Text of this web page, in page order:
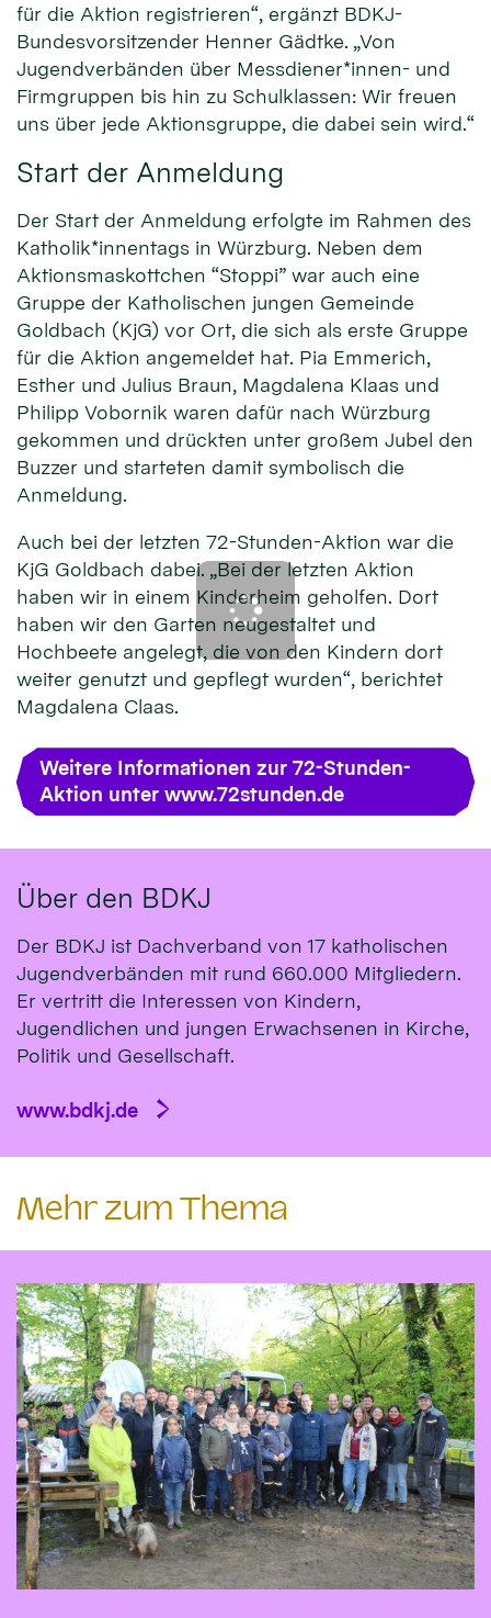
für die Aktion registrieren“, ergänzt BDKJ-
Bundesvorsitzender Henner Gädtke. „Von
Jugendverbänden über Messdiener*innen- und
Firmgruppen bis hin zu Schulklassen: Wir freuen
uns über jede Aktionsgruppe, die dabei sein wird.“
Start der Anmeldung
Der Start der Anmeldung erfolgte im Rahmen des
Katholik*innentags in Würzburg. Neben dem
Aktionsmaskottchen “Stoppi” war auch eine
Gruppe der Katholischen jungen Gemeinde
Goldbach (KjG) vor Ort, die sich als erste Gruppe
für die Aktion angemeldet hat. Pia Emmerich,
Esther und Julius Braun, Magdalena Klaas und
Philipp Vobornik waren dafür nach Würzburg
gekommen und drückten unter großem Jubel den
Buzzer und starteten damit symbolisch die
Anmeldung.
Auch bei der letzten 72-Stunden-Aktion war die
KjG Goldbach dabei. „Bei der letzten Aktion
haben wir in einem Kinderheim geholfen. Dort
haben wir den Garten neugestaltet und
Hochbeete angelegt, die von den Kindern dort
weiter genutzt und gepflegt wurden“, berichtet
Magdalena Claas.
Weitere Informationen zur 72-Stunden-
Aktion unter www.72stunden.de
Über den BDKJ
Der BDKJ ist Dachverband von 17 katholischen
Jugendverbänden mit rund 660.000 Mitgliedern.
Er vertritt die Interessen von Kindern,
Jugendlichen und jungen Erwachsenen in Kirche,
Politik und Gesellschaft.
www.bdkj.de
Mehr zum Thema